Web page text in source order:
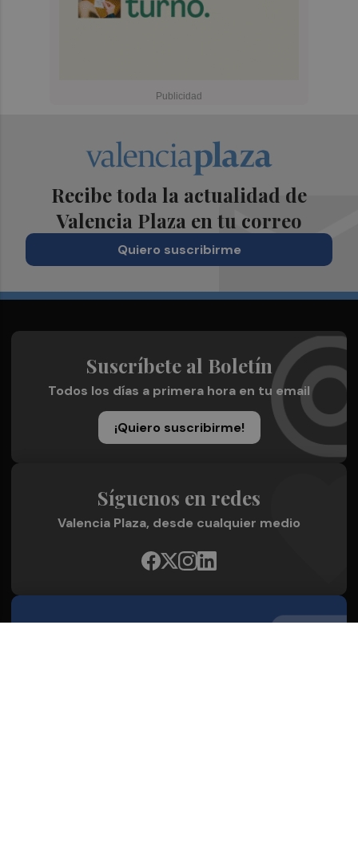
Recibe toda la actualidad de
Valencia Plaza en tu correo
Quiero suscribirme
Suscríbete al Boletín
Todos los días a primera hora en tu email
¡Quiero suscribirme!
Síguenos en redes
Valencia Plaza, desde cualquier medio
Quienes Somos